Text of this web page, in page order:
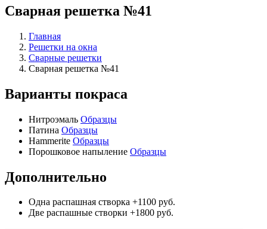
Сварная решетка №41
Главная
Решетки на окна
Сварные решетки
Сварная решетка №41
Варианты покраса
Нитроэмаль Образцы
Патина Образцы
Hammerite Образцы
Порошковое напыление Образцы
Дополнительно
Одна распашная створка +1100 руб.
Две распашные створки +1800 руб.